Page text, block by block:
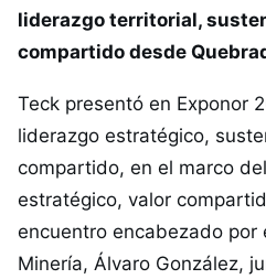
liderazgo territorial,
compartido desde
Teck presentó en Exponor
liderazgo estratégico,
compartido, en el marco
estratégico, valor
encuentro encabezado por
Minería, Álvaro González,